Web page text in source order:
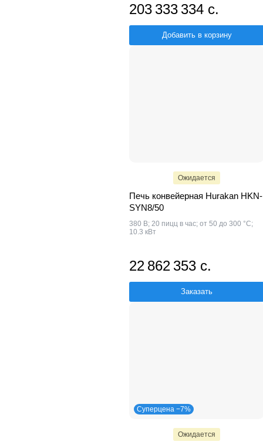
203 333 334 с.
Добавить в корзину
Ожидается
Печь конвейерная Hurakan HKN-
SYN8/50
380 В; 20 пицц в час; от 50 до 300 °С;
10.3 кВт
22 862 353 с.
Заказать
Суперцена −7%
Ожидается